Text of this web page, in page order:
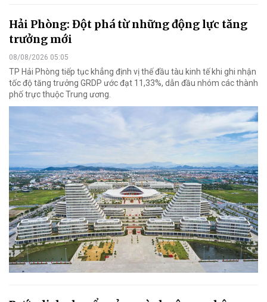
Hải Phòng: Đột phá từ những động lực tăng
trưởng mới
08/08/2026 05:05
TP Hải Phòng tiếp tục khẳng định vị thế đầu tàu kinh tế khi ghi nhận
tốc độ tăng trưởng GRDP ước đạt 11,33%, dẫn đầu nhóm các thành
phố trực thuộc Trung ương.